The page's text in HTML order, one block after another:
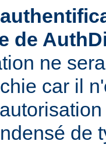
de
ne
car il
de